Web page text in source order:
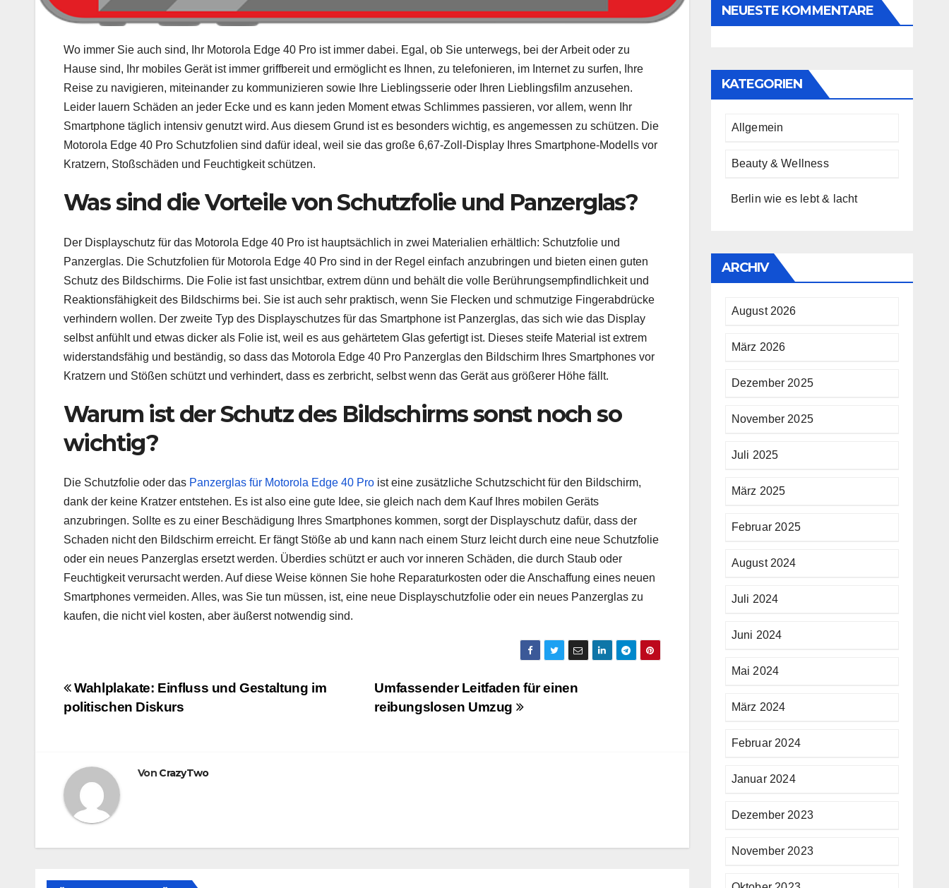
Wo immer Sie auch sind, Ihr Motorola Edge 40 Pro ist immer dabei. Egal, ob Sie unterwegs, bei der Arbeit oder zu
Hause sind, Ihr mobiles Gerät ist immer griffbereit und ermöglicht es Ihnen, zu telefonieren, im Internet zu surfen, Ihre
Reise zu navigieren, miteinander zu kommunizieren sowie Ihre Lieblingsserie oder Ihren Lieblingsfilm anzusehen.
Leider lauern Schäden an jeder Ecke und es kann jeden Moment etwas Schlimmes passieren, vor allem, wenn Ihr
Smartphone täglich intensiv genutzt wird. Aus diesem Grund ist es besonders wichtig, es angemessen zu schützen. Die
Motorola Edge 40 Pro Schutzfolien sind dafür ideal, weil sie das große 6,67-Zoll-Display Ihres Smartphone-Modells vor
Kratzern, Stoßschäden und Feuchtigkeit schützen.
Was sind die Vorteile von Schutzfolie und Panzerglas?
Der Displayschutz für das Motorola Edge 40 Pro ist hauptsächlich in zwei Materialien erhältlich: Schutzfolie und
Panzerglas. Die Schutzfolien für Motorola Edge 40 Pro sind in der Regel einfach anzubringen und bieten einen guten
Schutz des Bildschirms. Die Folie ist fast unsichtbar, extrem dünn und behält die volle Berührungsempfindlichkeit und
Reaktionsfähigkeit des Bildschirms bei. Sie ist auch sehr praktisch, wenn Sie Flecken und schmutzige Fingerabdrücke
verhindern wollen. Der zweite Typ des Displayschutzes für das Smartphone ist Panzerglas, das sich wie das Display
selbst anfühlt und etwas dicker als Folie ist, weil es aus gehärtetem Glas gefertigt ist. Dieses steife Material ist extrem
widerstandsfähig und beständig, so dass das Motorola Edge 40 Pro Panzerglas den Bildschirm Ihres Smartphones vor
Kratzern und Stößen schützt und verhindert, dass es zerbricht, selbst wenn das Gerät aus größerer Höhe fällt.
Warum ist der Schutz des Bildschirms sonst noch so
wichtig?
Die Schutzfolie oder das Panzerglas für Motorola Edge 40 Pro ist eine zusätzliche Schutzschicht für den Bildschirm,
dank der keine Kratzer entstehen. Es ist also eine gute Idee, sie gleich nach dem Kauf Ihres mobilen Geräts
anzubringen. Sollte es zu einer Beschädigung Ihres Smartphones kommen, sorgt der Displayschutz dafür, dass der
Schaden nicht den Bildschirm erreicht. Er fängt Stöße ab und kann nach einem Sturz leicht durch eine neue Schutzfolie
oder ein neues Panzerglas ersetzt werden. Überdies schützt er auch vor inneren Schäden, die durch Staub oder
Feuchtigkeit verursacht werden. Auf diese Weise können Sie hohe Reparaturkosten oder die Anschaffung eines neuen
Smartphones vermeiden. Alles, was Sie tun müssen, ist, eine neue Displayschutzfolie oder ein neues Panzerglas zu
kaufen, die nicht viel kosten, aber äußerst notwendig sind.
Beitragsnavigation
Umfassender Leitfaden für einen
reibungslosen Umzug
Wahlplakate: Einfluss und Gestaltung im
politischen Diskurs
Von CrazyTwo
NEUESTE KOMMENTARE
KATEGORIEN
Allgemein
Beauty & Wellness
Berlin wie es lebt & lacht
ARCHIV
August 2026
März 2026
Dezember 2025
November 2025
Juli 2025
März 2025
Februar 2025
August 2024
Juli 2024
Juni 2024
Mai 2024
März 2024
Februar 2024
Januar 2024
Dezember 2023
November 2023